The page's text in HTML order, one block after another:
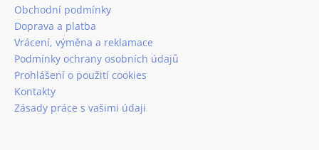
Obchodní podmínky
Doprava a platba
Vrácení, výměna a reklamace
Podmínky ochrany osobních údajů
Prohlášení o použití cookies
Kontakty
Zásady práce s vašimi údaji